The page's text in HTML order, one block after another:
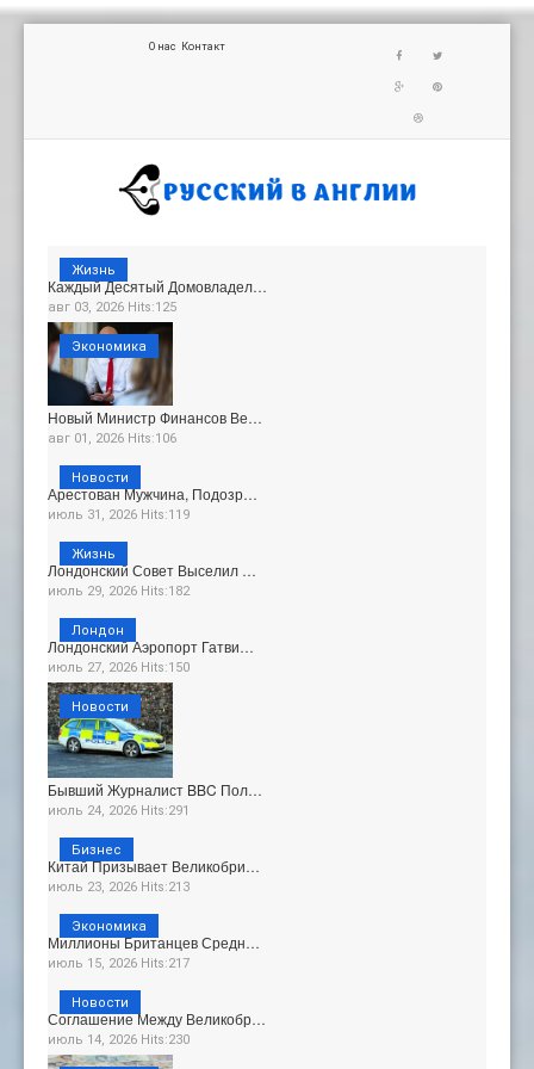
О нас Контакт
Каждый Десятый Домовладел…
авг 03, 2026 Hits:125
Жизнь
Новый Министр Финансов Ве…
авг 01, 2026 Hits:106
Экономика
Арестован Мужчина, Подозр…
июль 31, 2026 Hits:119
Новости
Лондонский Совет Выселил …
июль 29, 2026 Hits:182
Жизнь
Лондонский Аэропорт Гатви…
июль 27, 2026 Hits:150
Лондон
Бывший Журналист BBC Пол…
июль 24, 2026 Hits:291
Новости
Китай Призывает Великобри…
июль 23, 2026 Hits:213
Бизнес
Миллионы Британцев Средн…
июль 15, 2026 Hits:217
Экономика
Соглашение Между Великобр…
июль 14, 2026 Hits:230
Новости